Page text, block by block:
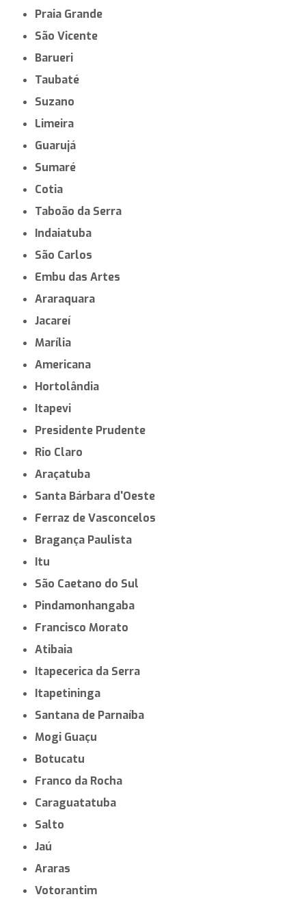
Praia Grande
São Vicente
Barueri
Taubaté
Suzano
Limeira
Guarujá
Sumaré
Cotia
Taboão da Serra
Indaiatuba
São Carlos
Embu das Artes
Araraquara
Jacareí
Marília
Americana
Hortolândia
Itapevi
Presidente Prudente
Rio Claro
Araçatuba
Santa Bárbara d'Oeste
Ferraz de Vasconcelos
Bragança Paulista
Itu
São Caetano do Sul
Pindamonhangaba
Francisco Morato
Atibaia
Itapecerica da Serra
Itapetininga
Santana de Parnaíba
Mogi Guaçu
Botucatu
Franco da Rocha
Caraguatatuba
Salto
Jaú
Araras
Votorantim